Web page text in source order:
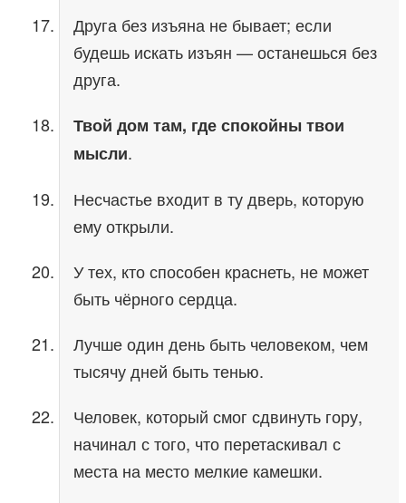
Друга без изъяна не бывает; если
будешь искать изъян — останешься без
друга.
Твой дом там, где спокойны твои
мысли.
Несчастье входит в ту дверь, которую
ему открыли.
У тех, кто способен краснеть, не может
быть чёрного сердца.
Лучше один день быть человеком, чем
тысячу дней быть тенью.
Человек, который смог сдвинуть гору,
начинал с того, что перетаскивал с
места на место мелкие камешки.